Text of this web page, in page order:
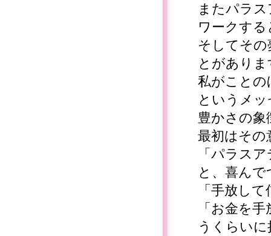
またパラ
ワークす
そしてそ
とがありま
私がことの
というメ
豊かさの象
最初はその
「パラス
と、喜ん
「手放し
「お金を
うくらい